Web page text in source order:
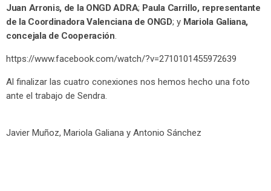
Juan Arronis, de la ONGD ADRA; Paula Carrillo, representante
de la Coordinadora Valenciana de ONGD; y Mariola Galiana,
concejala de Cooperación
https://www.facebook.com/watch/?v=2710101455972639
Al finalizar las cuatro conexiones nos hemos hecho una foto
ante el trabajo de Sendra.
Javier Muñoz, Mariola Galiana y Antonio Sánchez